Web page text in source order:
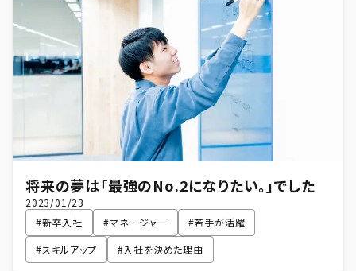
将来の夢は「最強のNo.2になりたい。」でした
2023/01/23
#新卒入社 #マネージャー #若手が活躍
#スキルアップ #入社を決めた理由